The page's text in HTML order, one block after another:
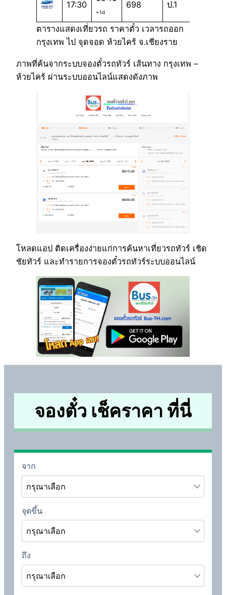
17:30
+1d
698 ป.1
ตารางแสดงเที่ยวรถ ราคาตั๋ว เวลารถออก
กรุงเทพ ไป จุดจอด ห้วยไคร้ จ.เชียงราย
ภาพที่ค้นจากระบบจองตั๋วรถทัวร์ เส้นทาง กรุงเทพ –
ห้วยไคร้ ผ่านระบบออนไลน์แสดงดังภาพ
โหลดแอป ติดเครื่องง่ายแก่การค้นหาเที่ยวรถทัวร์ เชิด
ชัยทัวร์ และทำรายการจองตั๋วรถทัวร์ระบบออนไลน์
จองตั๋ว เช็คราคา ที่นี่